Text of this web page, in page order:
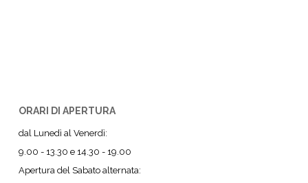
ORARI DI APERTURA
dal Lunedì al Venerdì:
9.00 - 13.30 e 14.30 - 19.00
Apertura del Sabato alternata: